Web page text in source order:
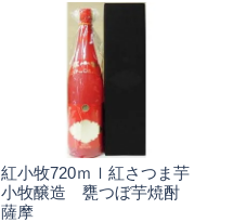
紅小牧720ｍｌ紅さつま芋
小牧醸造 甕つぼ芋焼酎
薩摩